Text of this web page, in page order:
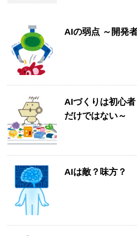
AIの弱点 ～開発
AIづくりは初心
だけではない～
AIは敵？味方？